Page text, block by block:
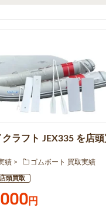
ラフト JEX335 を店
績
ゴムボート 買取実績
店頭買取
円